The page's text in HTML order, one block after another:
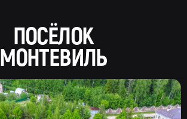
ПОСЁЛОК
МОНТЕВИЛЬ